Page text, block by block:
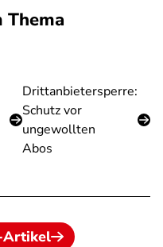
Drittanbietersperre:
Schutz vor
ungewollten
Abos
Artikel